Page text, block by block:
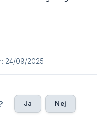
24/09/2025
Ja Nej